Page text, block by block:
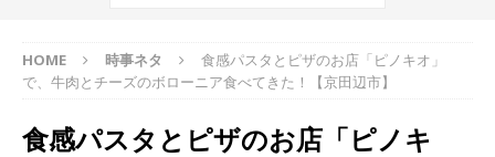
HOME 時事ネタ
食感パスタとピザのお店「ピノキオ」
で、牛肉とチーズのボローニア食べてきた！【京田辺市】
食感パスタとピザのお店「ピノキ